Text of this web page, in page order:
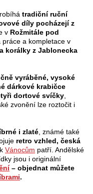
tradiční ruční
díly pocházejí z
v Rožmitále pod
práce a kompletace v
korálky z Jablonecka
vyráběné, vysoké
dárkové krabičce
dortové svíčky
zvonění lze roztočit i
i zlaté , známé také
retro vzhled, česká
Vánocům patří. Andělské
jsou i originální
– objednat můžete
.